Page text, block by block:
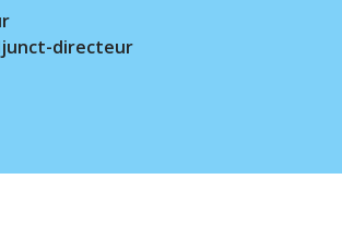
directeur